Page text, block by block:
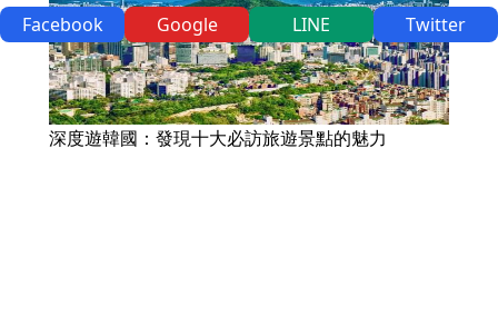
深度遊韓國：發現十大必訪旅遊景點的魅力
Facebook Google LINE Twitter